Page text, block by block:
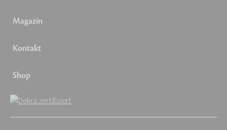
Magazin
Kontakt
Shop